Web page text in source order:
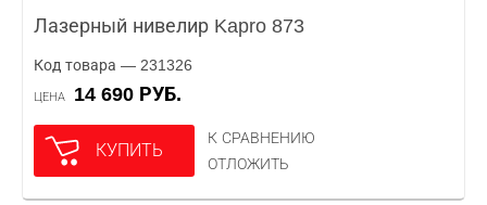
Лазерный нивелир Kapro 873
Код товара — 231326
ЦЕНА 14 690 РУБ.
КУПИТЬ
К СРАВНЕНИЮ
ОТЛОЖИТЬ